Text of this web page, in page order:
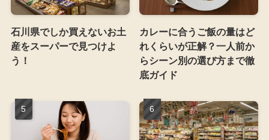
石川県でしか買えないお土
産をスーパーで見つけよ
う！
カレーに合うご飯の量はど
れくらいが正解？一人前か
らシーン別の選び方まで徹
底ガイド